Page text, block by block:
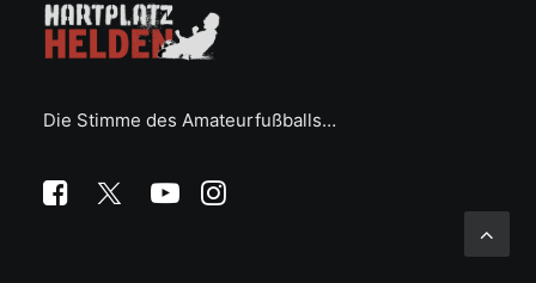
Die Stimme des Amateurfußballs…